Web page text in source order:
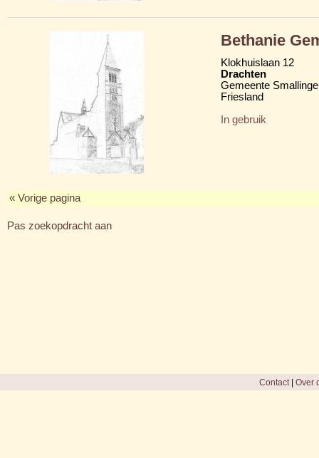
Bethanie
Klokhuislaan 12
Drachten
Gemeente
Friesland
In gebruik
« Vorige pagina
Pas zoekopdracht aan
Contact| Over